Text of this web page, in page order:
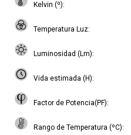
Kelvin (º)
Temperatura Luz
Luminosidad (Lm)
Vida estimada (H)
Factor de Potencia(PF)
Rango de Temperatura (ºC)